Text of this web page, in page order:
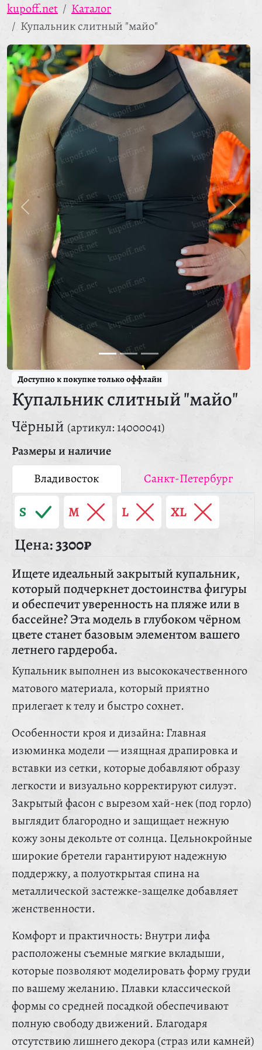
kupoff.net
Каталог
Купальник слитный "майо"
Доступно к покупке только оффлайн
Купальник слитный "майо"
Чёрный (артикул: 14000041)
Размеры и наличие
Владивосток
Санкт-Петербург
S M L XL
Цена:3300₽
Ищете идеальный закрытый купальник,
который подчеркнет достоинства фигуры
и обеспечит уверенность на пляже или в
бассейне? Эта модель в глубоком чёрном
цвете станет базовым элементом вашего
летнего гардероба.
Купальник выполнен из высококачественного
матового материала, который приятно
прилегает к телу и быстро сохнет.
Особенности кроя и дизайна: Главная
изюминка модели — изящная драпировка и
вставки из сетки, которые добавляют образу
легкости и визуально корректируют силуэт.
Закрытый фасон с вырезом хай-нек (под горло)
выглядит благородно и защищает нежную
кожу зоны декольте от солнца. Цельнокройные
широкие бретели гарантируют надежную
поддержку, а полуоткрытая спина на
металлической застежке-защелке добавляет
женственности.
Комфорт и практичность: Внутри лифа
расположены съемные мягкие вкладыши,
которые позволяют моделировать форму груди
по вашему желанию. Плавки классической
формы со средней посадкой обеспечивают
полную свободу движений. Благодаря
отсутствию лишнего декора (страз или камней)